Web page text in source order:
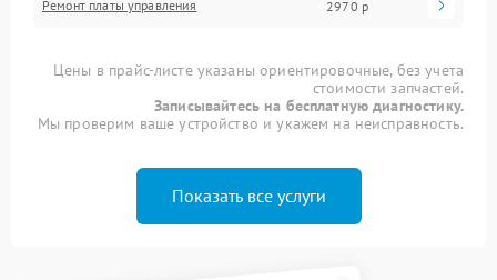
Ремонт платы управления 2970 р
Цены в прайс-листе указаны ориентировочные, без учета
стоимости запчастей.
Записывайтесь на бесплатную диагностику.
Мы проверим ваше устройство и укажем на неисправность.
Показать все услуги